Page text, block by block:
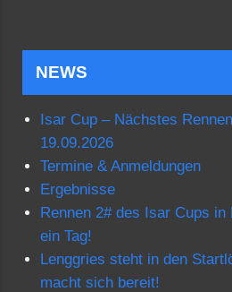
NEWS
Isar Cup – Nächstes
19.09.2026
Termine & Anmeldungen
Ergebnisse
Rennen 2# des Isar Cups
ein Tag!
Lenggries steht in den
macht sich bereit!